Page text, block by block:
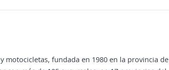
motocicletas, fundada en 1980 en la provincia de